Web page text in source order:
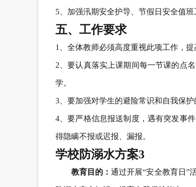
5、加强汛期安全护导、节假日安全值班
五、工作要求
1、全体教师必须高度重视此项工作，
2、要认真落实上课期间每一节课的点
学。
3、要加强对学生的避险常识和自我保
4、要严格信息报送制度，遇有突发事
得隐瞒不报或迟报、漏报。
学校防溺水方案3
教育目的：通过开展“安全教育日”